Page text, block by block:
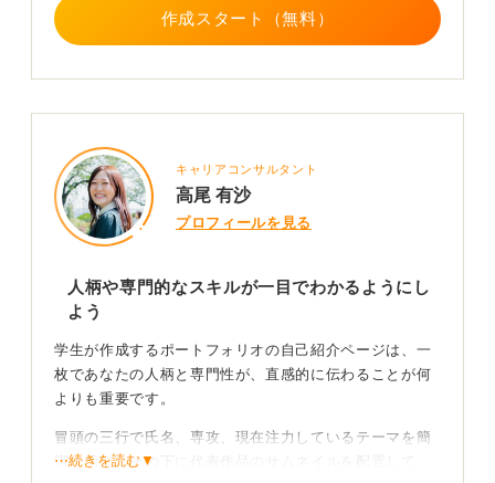
途中で直面した問題や、それを乗り越えるためにどのよ
うな努力をしたのか、その過程で何を学び、どのように
なプロセスを可視化することで、採用担当者に強い印象
を残し、あなたの熱意と能力を効果的に伝えることがで
きます。
0
作成スタート（無料）
キャリアコンサルタント
高尾 有沙
プロフィールを見る
人柄や専門的なスキルが一目でわかるようにし
よう
学生が作成するポートフォリオの自己紹介ページは、一
枚であなたの人柄と専門性が、直感的に伝わることが何
よりも重要です。
冒頭の三行で氏名、専攻、現在注力しているテーマを簡
潔に示し、その下に代表作品のサムネイルを配置して、
⋯続きを読む▼